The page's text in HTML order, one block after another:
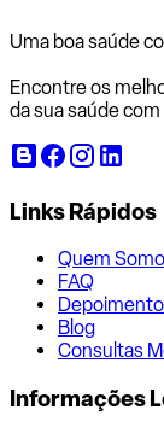
Uma boa saúde
Encontre os
da sua saúde
Links Rápidos
Quem
FAQ
Blog
Consultas
Informações